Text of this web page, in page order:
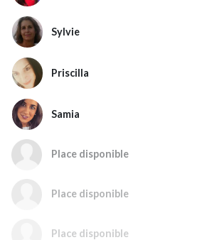
Sylvie
Priscilla
Samia
Place disponible
Place disponible
Place disponible